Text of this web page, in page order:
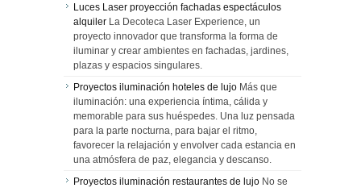
Luces Laser proyección fachadas espectáculos
alquiler La Decoteca Laser Experience, un
proyecto innovador que transforma la forma de
iluminar y crear ambientes en fachadas, jardines,
plazas y espacios singulares.
Proyectos iluminación hoteles de lujo Más que
iluminación: una experiencia íntima, cálida y
memorable para sus huéspedes. Una luz pensada
para la parte nocturna, para bajar el ritmo,
favorecer la relajación y envolver cada estancia en
una atmósfera de paz, elegancia y descanso.
Proyectos iluminación restaurantes de lujo No se